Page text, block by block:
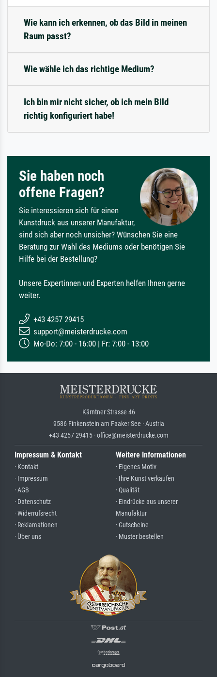
Wie kann ich erkennen, ob das Bild in meinen
Raum passt?
Wie wähle ich das richtige Medium?
Ich bin mir nicht sicher, ob ich mein Bild
richtig konfiguriert habe!
Sie haben noch
offene Fragen?
Sie interessieren sich für einen
Kunstdruck aus unserer Manufaktur,
sind sich aber noch unsicher? Wünschen Sie eine
Beratung zur Wahl des Mediums oder benötigen Sie
Hilfe bei der Bestellung?
Unsere Expertinnen und Experten helfen Ihnen gerne
weiter.
+43 4257 29415
support@meisterdrucke.com
Mo-Do: 7:00 - 16:00 | Fr: 7:00 - 13:00
Kärntner Strasse 46
9586 Finkenstein am Faaker See · Austria
+43 4257 29415 · office@meisterdrucke.com
Impressum & Kontakt
· Kontakt
· Impressum
· AGB
· Datenschutz
· Widerrufsrecht
· Reklamationen
· Über uns
Weitere Informationen
· Eigenes Motiv
· Ihre Kunst verkaufen
· Qualität
· Eindrücke aus unserer
Manufaktur
· Gutscheine
· Muster bestellen